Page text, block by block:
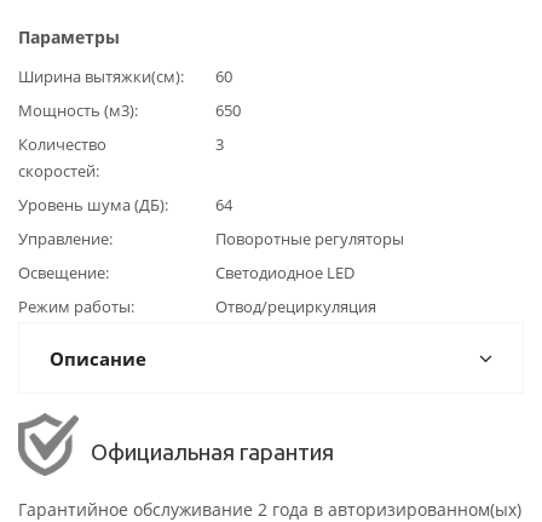
Параметры
Ширина вытяжки(см)
60
Мощность (м3)
650
Количество
скоростей
3
Уровень шума (ДБ)
64
Управление
Поворотные регуляторы
Освещение
Светодиодное LED
Режим работы
Отвод/рециркуляция
Описание
Официальная гарантия
Гарантийное обслуживание 2 года в авторизированном(ых)